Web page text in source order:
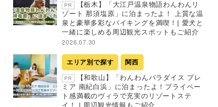
PR
【栃木】「大江戸温泉物語わんわんリ
ゾート 那須塩原」に泊まったよ！ 上質な温
泉と豪華多彩なバイキングを満喫！| 愛犬と
一緒に楽しめる周辺観光スポットもご紹介
2026.07.30
エリア別で探す 関西
PR
【和歌山】「わんわんパラダイス プレ
ミア 南紀白浜」に泊まったよ！プライベー
ト感満載のヴィラで充実のリゾートステ
イ！ | 周辺観光情報もご紹介